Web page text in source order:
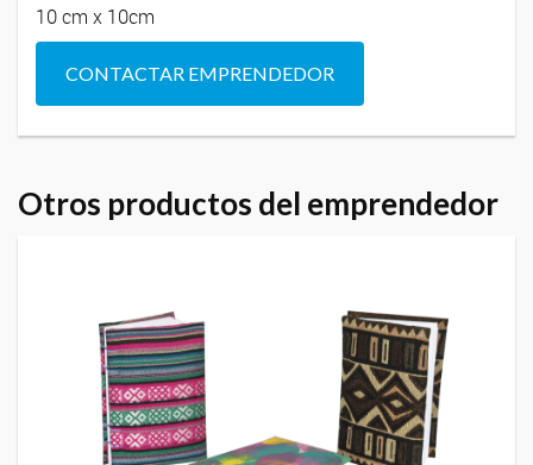
10 cm x 10cm
CONTACTAR EMPRENDEDOR
Otros productos del emprendedor